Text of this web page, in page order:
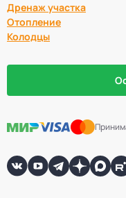
Дренаж участка
Отопление
Колодцы